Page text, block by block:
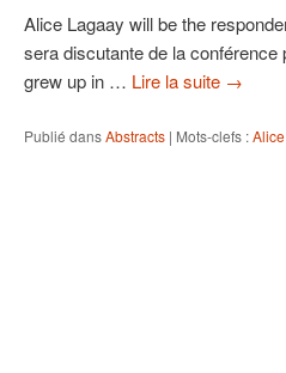
Alice Lagaay will be the
sera discutante de la conférence
grew up in … Lire la suite →
Publié dansAbstracts | Mots-clefs :